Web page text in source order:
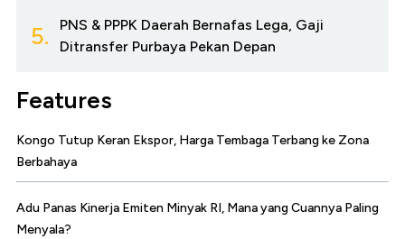
5.
PNS & PPPK Daerah Bernafas Lega, Gaji
Ditransfer Purbaya Pekan Depan
Features
Kongo Tutup Keran Ekspor, Harga Tembaga Terbang ke Zona
Berbahaya
Adu Panas Kinerja Emiten Minyak RI, Mana yang Cuannya Paling
Menyala?